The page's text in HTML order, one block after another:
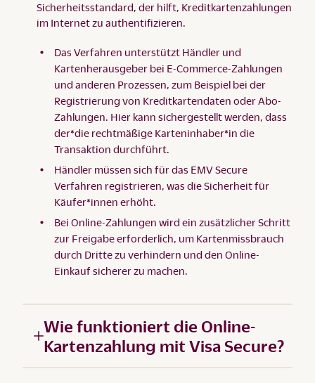
Sicherheitsstandard, der hilft, Kreditkartenzahlungen
im Internet zu authentifizieren.
Das Verfahren unterstützt Händler und
Kartenherausgeber bei E-Commerce-Zahlungen
und anderen Prozessen, zum Beispiel bei der
Registrierung von Kreditkartendaten oder Abo-
Zahlungen. Hier kann sichergestellt werden, dass
der*die rechtmäßige Karteninhaber*in die
Transaktion durchführt.
Händler müssen sich für das EMV Secure
Verfahren registrieren, was die Sicherheit für
Käufer*innen erhöht.
Bei Online-Zahlungen wird ein zusätzlicher Schritt
zur Freigabe erforderlich, um Kartenmissbrauch
durch Dritte zu verhindern und den Online-
Einkauf sicherer zu machen.
Wie funktioniert die Online-
Kartenzahlung mit Visa Secure?